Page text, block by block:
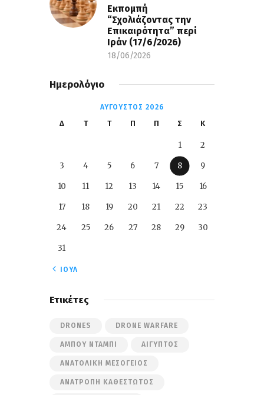
Εκπομπή
“Σχολιάζοντας την
Επικαιρότητα” περί
Ιράν (17/6/2026)
18/06/2026
Ημερολόγιο
ΑΎΓΟΥΣΤΟΣ 2026
Δ Τ Τ Π Π Σ Κ
1 2
3 4 5 6 7 8 9
10 11 12 13 14 15 16
17 18 19 20 21 22 23
24 25 26 27 28 29 30
31
« ΙΟΎΛ
Ετικέτες
DRONES DRONE WARFARE
ΆΜΠΟΥ ΝΤΆΜΠΙ ΑΊΓΥΠΤΟΣ
ΑΝΑΤΟΛΙΚΉ ΜΕΣΌΓΕΙΟΣ
ΑΝΑΤΡΟΠΉ ΚΑΘΕΣΤΏΤΟΣ